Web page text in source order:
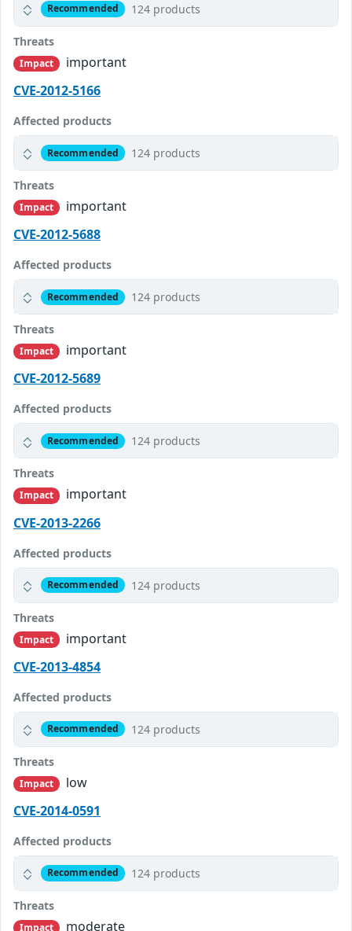
Recommended 124 products
Threats
Impact
important
CVE-2012-5166
Affected products
Recommended 124 products
Threats
Impact
important
CVE-2012-5688
Affected products
Recommended 124 products
Threats
Impact
important
CVE-2012-5689
Affected products
Recommended 124 products
Threats
Impact
important
CVE-2013-2266
Affected products
Recommended 124 products
Threats
Impact
important
CVE-2013-4854
Affected products
Recommended 124 products
Threats
Impact
low
CVE-2014-0591
Affected products
Recommended 124 products
Threats
Impact moderate